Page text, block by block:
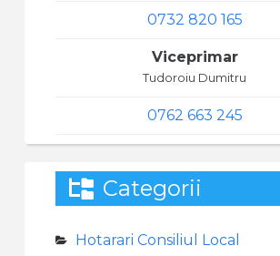
0732 820 165
Viceprimar
Tudoroiu Dumitru
0762 663 245
Categorii
Hotarari Consiliul Local